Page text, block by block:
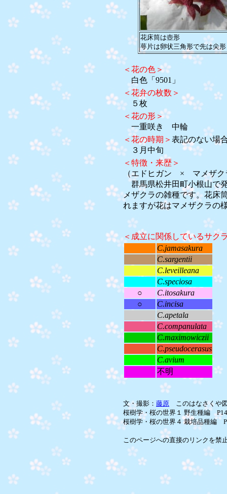
花床筒は壺形
萼片は卵状三角形で先は尖形
＜花の色＞
白色「9501」
＜花弁の枚数＞
５枚
＜花の形＞
一重咲き 中輪
＜花の時期＞ 表記のない場
３月中旬
＜特徴・来歴＞
（エドヒガン × マメザク
群馬県松井田町小根山で
メザクラの雑種です。花床
れますが花はマメザクラの
＜成立に関係しているサク
C.jamasakura
C.sargentii
C.leveilleana
C.speciosa
○
C.itosakura
○
C.incisa
C.apetala
C.companulata
C.maximowiczii
C.pseudocerasus
C.avium
不明
文・撮影： 藤原 このはなさくや
桜樹学・桜の世界１ 野生種編
桜樹学・桜の世界４ 栽培品種編
このページへの直接のリンクを禁